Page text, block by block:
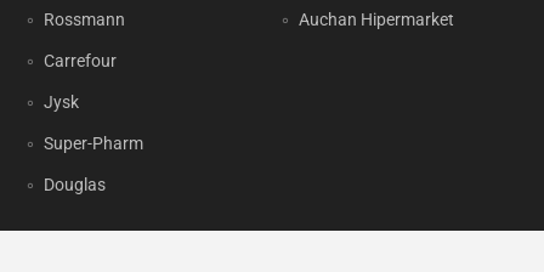
Rossmann
Carrefour
Jysk
Super-Pharm
Douglas
Auchan Hipermarket